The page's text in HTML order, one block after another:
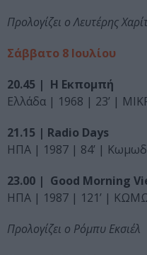
Προλογίζει ο Λευτέρης
Σάββατο 8 Ιουλίου
20.45 | Η Εκπομπή
Ελλάδα | 1968 | 23’ |
21.15 | Radio Days
ΗΠΑ | 1987 | 84’ |
23.00 | Good Morning
ΗΠΑ | 1987 | 121’ |
Προλογίζει ο Ρόμπυ Εκσιέλ